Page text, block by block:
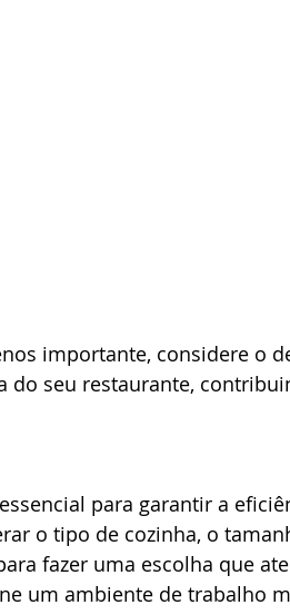
importante, considere o
do seu restaurante,
para garantir a
o tipo de cozinha, o
fazer uma escolha que
um ambiente de trabalho